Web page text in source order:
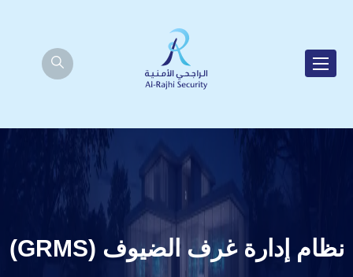
نظام إدارة غرف الضيوف (GRMS)